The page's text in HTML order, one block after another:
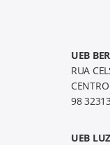
UEB
RUA
CENTRO
98
UEB